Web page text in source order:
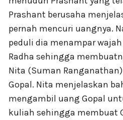
Prashant berusaha
pernah mencuri uangnya.
peduli dia menampar
Radha sehingga
Nita (Suman
Gopal. Nita menjelaskan
mengambil uang Gopal
kuliah sehingga membuat